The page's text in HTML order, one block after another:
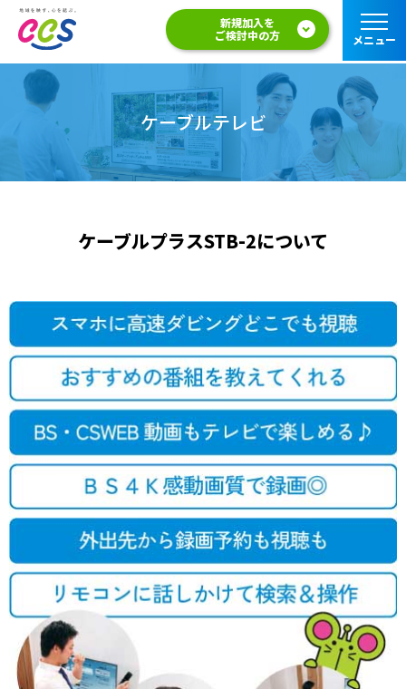
新規加入を
ご検討中の方
メニュー
ケーブルテレビ
ケーブルプラスSTB-2について